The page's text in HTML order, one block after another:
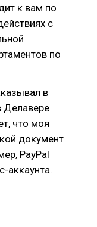
к вам по
с
по
в
Делавере
что моя
документ
PayPal
аккаунта.